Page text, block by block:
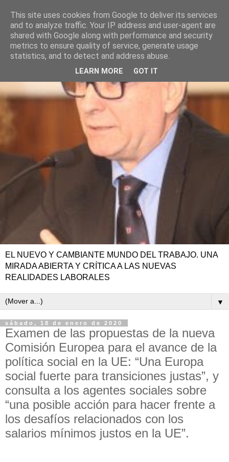
EL NUEVO Y CAMBIANTE MUNDO DEL TRABAJO. UNA
MIRADA ABIERTA Y CRÍTICA A LAS NUEVAS
REALIDADES LABORALES
▼
sábado, 18 de enero de 2020
Examen de las propuestas de la nueva
Comisión Europea para el avance de la
política social en la UE: “Una Europa
social fuerte para transiciones justas”, y
consulta a los agentes sociales sobre
“una posible acción para hacer frente a
los desafíos relacionados con los
salarios mínimos justos en la UE”.
This site uses cookies from Google to deliver its services
and to analyze traffic. Your IP address and user-agent are
shared with Google along with performance and security
metrics to ensure quality of service, generate usage
statistics, and to detect and address abuse.
LEARN MORE GOT IT